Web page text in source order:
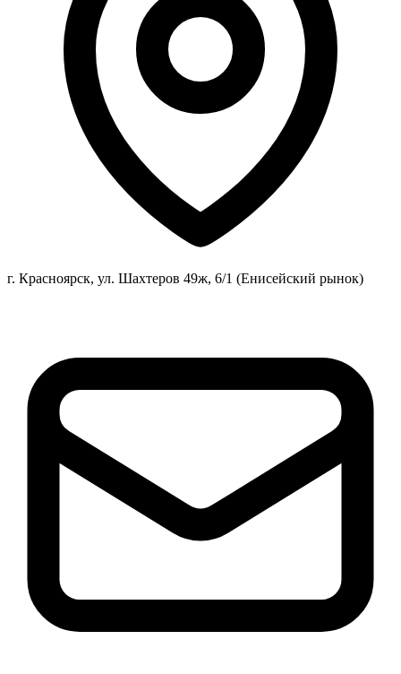
г. Красноярск, ул. Шахтеров 49ж, 6/1 (Енисейский рынок)